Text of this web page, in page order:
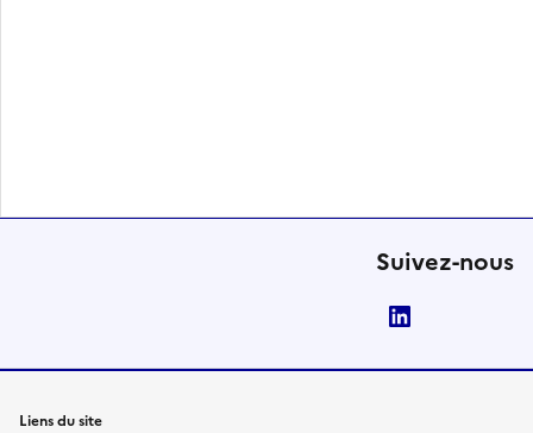
Suivez-nous
Liens du site